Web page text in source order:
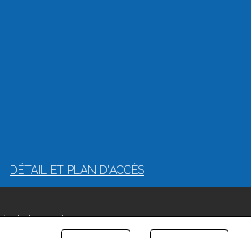
DÉTAIL ET PLAN D'ACCÈS
et de cookies